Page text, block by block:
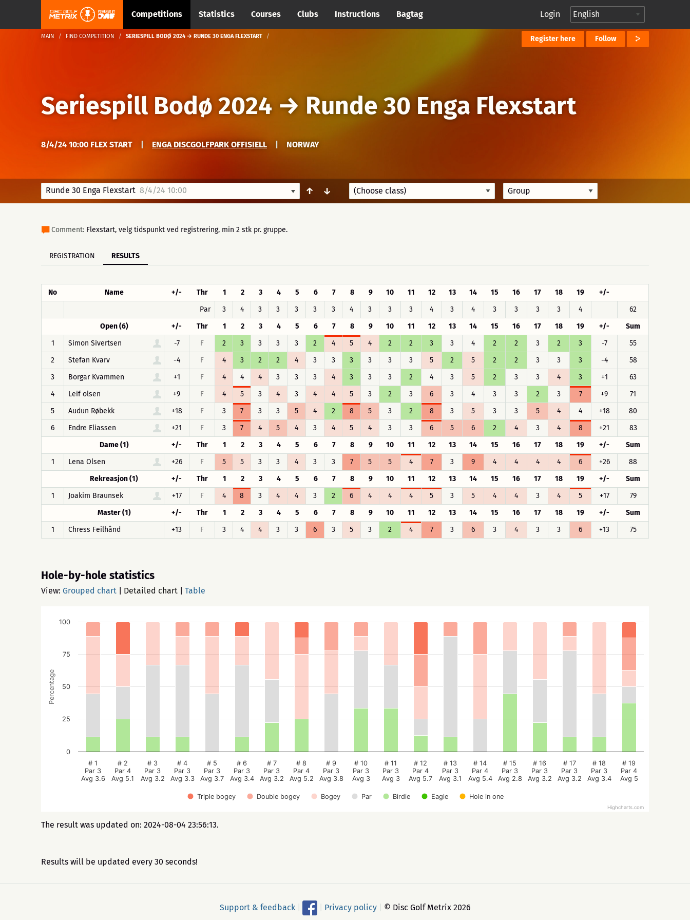
Competitions Statistics Courses Clubs Instructions Bagtag Login
MAIN FIND COMPETITION SERIESPILL BODØ 2024 → RUNDE 30 ENGA FLEXSTART Register here Follow
Seriespill Bodø 2024 → Runde 30 Enga Flexstart
8/4/24 10:00 FLEX START ENGA DISCGOLFPARK OFFISIELL NORWAY
Runde 30 Enga Flexstart 8/4/24 10:00 ↑ ↓
Comment: Flexstart, velg tidspunkt ved registrering, min 2 stk pr. gruppe.
REGISTRATION RESULTS
No Name +/- Thr 1 2 3 4 5 6 7 8 9 10 11 12 13 14 15 16 17 18 19
+/-
Par
3 4 3 3 3 3 3 4 3 3 3 4 3 4 3 3 3 3 4
62
Open (6)
+/- Thr 1 2 3 4 5 6 7 8 9 10 11 12 13 14 15 16 17 18 19 +/-
Sum
1
Simon Sivertsen -7 F 2 3 3 3 3 2 4 5 4 2 2 3 3 4 2 2 3 2 3 -7
55
2
Stefan Kvarv -4 F 4 3 2 2 4 3 3 3 3 3 3 5 2 5 2 2 3 3 3 -4
58
3
Borgar Kvammen +1 F 4 4 4 3 3 3 4 3 3 3 2 4 3 5 2 3 3 4 3 +1
63
4
Leif olsen +9 F 4 5 3 4 3 4 4 5 3 2 3 6 3 4 3 3 2 3 7 +9
71
5
Audun Røbekk +18 F 3 7 3 3 5 4 2 8 5 3 2 8 3 5 3 3 5 4 4 +18
80
6
Endre Eliassen +21 F 3 7 4 5 4 3 4 5 4 3 3 6 5 6 2 4 3 4 8 +21
83
Dame (1)
+/- Thr 1 2 3 4 5 6 7 8 9 10 11 12 13 14 15 16 17 18 19 +/-
Sum
1
Lena Olsen +26 F 5 5 3 3 4 3 3 7 5 5 4 7 3 9 4 4 4 4 6 +26
88
Rekreasjon (1)
+/- Thr 1 2 3 4 5 6 7 8 9 10 11 12 13 14 15 16 17 18 19 +/-
Sum
1
Joakim Braunsek +17 F 4 8 3 4 4 3 2 6 4 4 4 5 3 5 4 4 3 4 5 +17
79
Master (1)
+/- Thr 1 2 3 4 5 6 7 8 9 10 11 12 13 14 15 16 17 18 19 +/-
Sum
1
Chress Feilhånd +13 F 3 4 4 3 3 6 3 5 3 2 4 7 3 6 3 4 3 3 6 +13 75
Hole-by-hole statistics
View: Grouped chart Detailed chart Table
Percentage
Triple bogey Double bogey Bogey Par Birdie Eagle Hole in one
# 1
Par 3
Avg 3.6
# 2
Par 4
Avg 5.1
# 3
Par 3
Avg 3.2
# 4
Par 3
Avg 3.3
# 5
Par 3
Avg 3.7
# 6
Par 3
Avg 3.4
# 7
Par 3
Avg 3.2
# 8
Par 4
Avg 5.2
# 9
Par 3
Avg 3.8
# 10
Par 3
Avg 3
# 11
Par 3
Avg 3
# 12
Par 4
Avg 5.7
# 13
Par 3
Avg 3.1
# 14
Par 4
Avg 5.4
# 15
Par 3
Avg 2.8
# 16
Par 3
Avg 3.2
# 17
Par 3
Avg 3.2
# 18
Par 3
Avg 3.4
# 19
Par 4
Avg 5
0
25
50
75
100
Highcharts.com
The result was updated on: 2024-08-04 23:56:13.
Results will be updated every 30 seconds!
Support & feedback Privacy policy © Disc Golf Metrix 2026